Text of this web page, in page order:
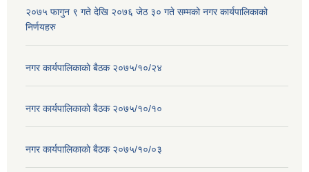
२०७५ फागुन ९ गते देखि २०७६ जेठ ३० गते सम्मको नगर कार्यपालिकाको
निर्णयहरु
नगर कार्यपालिकाकाे बैठक २०७५/१०/२४
नगर कार्यपालिकाकाे बैठक २०७५/१०/१०
नगर कार्यपालिकाकाे बैठक २०७५/१०/०३